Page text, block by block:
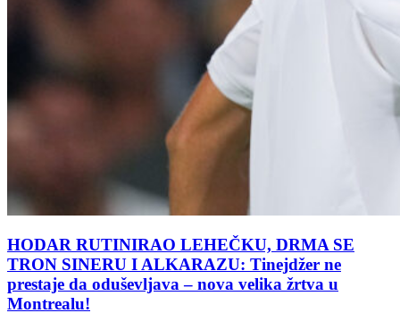
HODAR RUTINIRAO LEHEČKU, DRMA SE
TRON SINERU I ALKARAZU: Tinejdžer ne
prestaje da oduševljava – nova velika žrtva u
Montrealu!